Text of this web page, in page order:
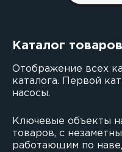
Каталог товаров
Отображение всех
каталога. Первой
насосы.
Ключевые объекты
товаров, с
работающим по